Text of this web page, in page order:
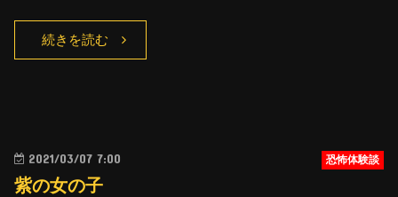
続きを読む
2021/03/07 7:00 恐怖体験談
紫の女の子